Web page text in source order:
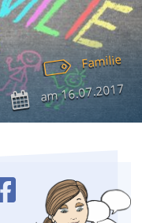
Familie
am16.07.2017